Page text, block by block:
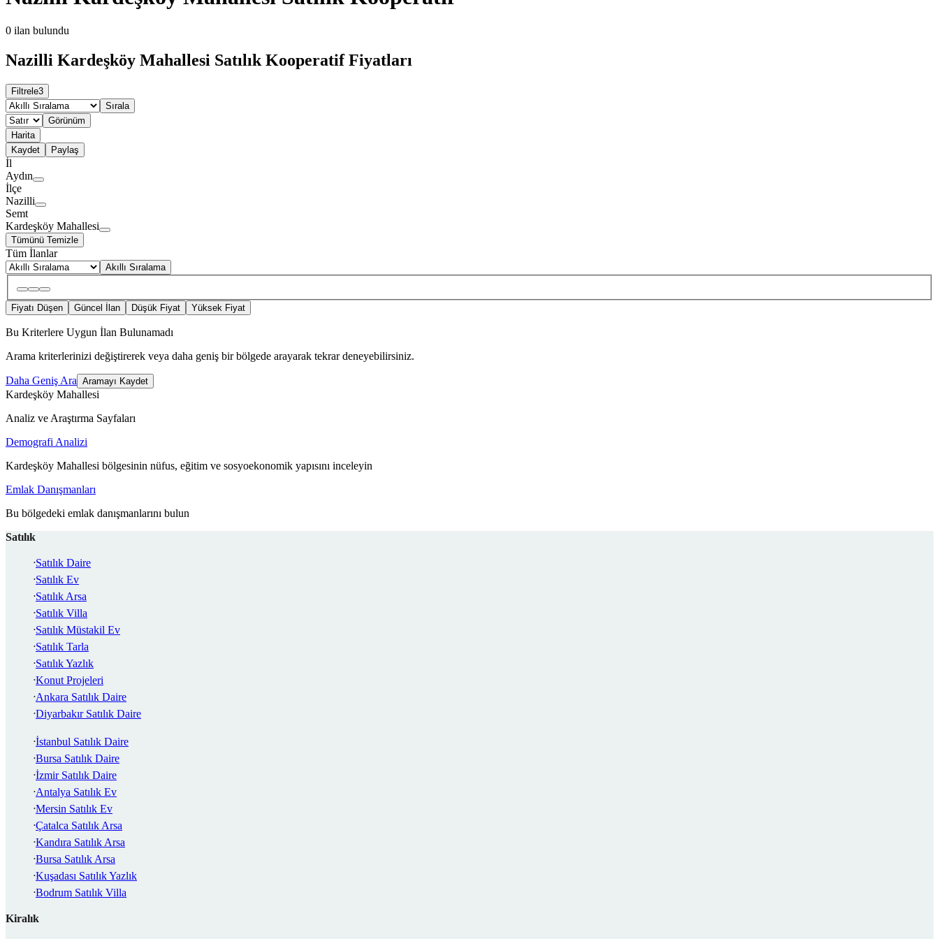
0 ilan bulundu
Nazilli Kardeşköy Mahallesi Satılık Kooperatif Fiyatları
Filtrele3
Sırala
Görünüm
Harita
Kaydet
Paylaş
İl
Aydın
İlçe
Nazilli
Semt
Kardeşköy Mahallesi
Tümünü Temizle
Tüm İlanlar
Akıllı Sıralama
Fiyatı Düşen Güncel İlan Düşük Fiyat Yüksek Fiyat
Bu Kriterlere Uygun İlan Bulunamadı
Arama kriterlerinizi değiştirerek veya daha geniş bir bölgede arayarak tekrar deneyebilirsiniz.
Daha Geniş Ara Aramayı Kaydet
Kardeşköy Mahallesi
Analiz ve Araştırma Sayfaları
Demografi Analizi
Kardeşköy Mahallesi bölgesinin nüfus, eğitim ve sosyoekonomik yapısını inceleyin
Emlak Danışmanları
Bu bölgedeki emlak danışmanlarını bulun
Satılık
Satılık Daire
Satılık Ev
Satılık Arsa
Satılık Villa
Satılık Müstakil Ev
Satılık Tarla
Satılık Yazlık
Konut Projeleri
Ankara Satılık Daire
Diyarbakır Satılık Daire
İstanbul Satılık Daire
Bursa Satılık Daire
İzmir Satılık Daire
Antalya Satılık Ev
Mersin Satılık Ev
Çatalca Satılık Arsa
Kandıra Satılık Arsa
Bursa Satılık Arsa
Kuşadası Satılık Yazlık
Bodrum Satılık Villa
Kiralık